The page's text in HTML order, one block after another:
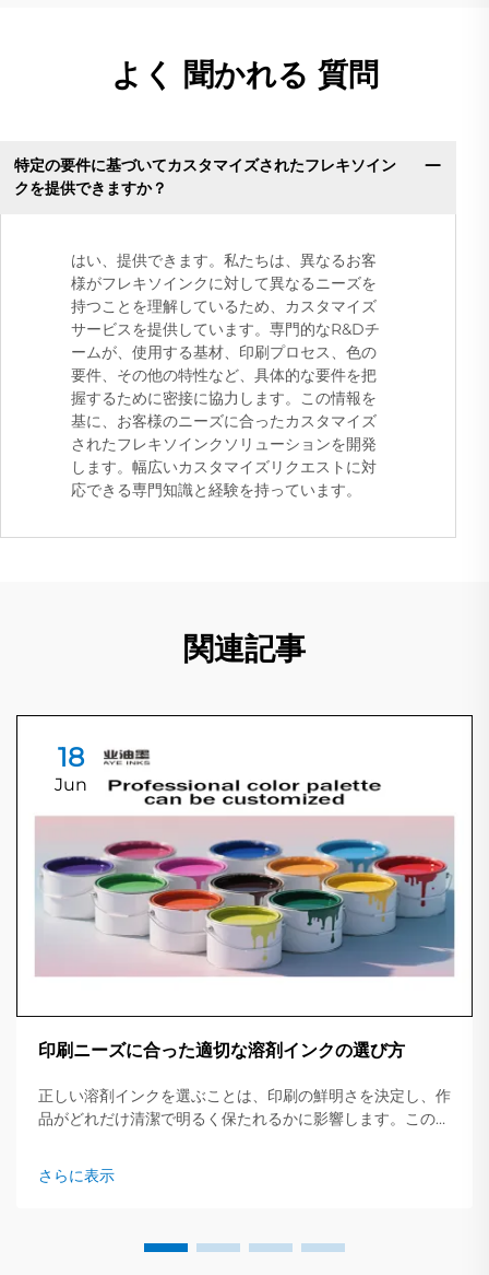
よく 聞かれる 質問
特定の要件に基づいてカスタマイズされたフレキソイン
クを提供できますか？
はい、提供できます。私たちは、異なるお客
様がフレキソインクに対して異なるニーズを
持つことを理解しているため、カスタマイズ
サービスを提供しています。専門的なR&Dチ
ームが、使用する基材、印刷プロセス、色の
要件、その他の特性など、具体的な要件を把
握するために密接に協力します。この情報を
基に、お客様のニーズに合ったカスタマイズ
されたフレキソインクソリューションを開発
します。幅広いカスタマイズリクエストに対
応できる専門知識と経験を持っています。
関連記事
18
Jun
印刷ニーズに合った適切な溶剤インクの選び方
正しい溶剤インクを選ぶことは、印刷の鮮明さを決定し、作
品がどれだけ清潔で明るく保たれるかに影響します。この簡
事前に確認すべき重要なポイントについて概説します...
さらに表示